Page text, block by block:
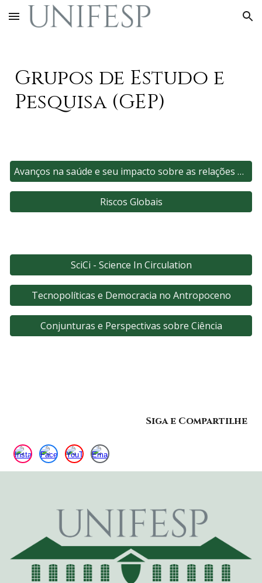
Skip to main content Skip to navigation
Grupos de Estudo e
Pesquisa (GEP)
Avanços na saúde e seu impacto sobre as relações humanas
Riscos Globais
SciCi - Science In Circulation
Tecnopolíticas e Democracia no Antropoceno
Conjunturas e Perspectivas sobre Ciência
Siga e Compartilhe